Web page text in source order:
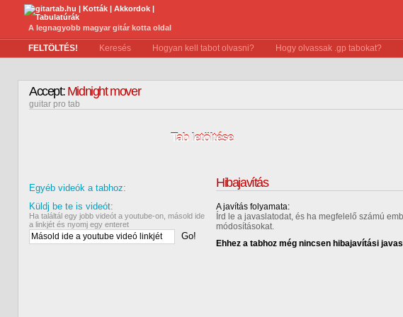
A legnagyobb magyar gitár kotta oldal
FELTÖLTÉS! Keresés Hogyan kell tabot olvasni? Hogy olvassak .gp tabokat?
Accept:Midnight mover
guitar pro tab
Tab letöltése
Hibajavítás
A javítás folyamata:
Írd le a javaslatodat, és ha megfelelő számú
módosításokat.
Ehhez a tabhoz még nincsen hibajavítási
Egyéb videók a tabhoz:
Küldj be te is videót:
Ha találtál egy jobb videót a youtube-on, másold ide
a linkjét és nyomj egy enteret
Go!